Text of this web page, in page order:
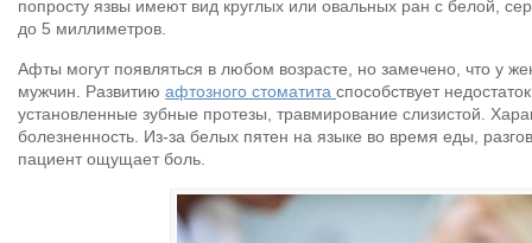
попросту язвы имеют вид круглых или овальных ран с белой,
до 5 миллиметров.
Афты могут появляться в любом возрасте, но замечено, что у
мужчин. Развитию афтозного стоматита способствует
установленные зубные протезы, травмирование слизистой.
болезненность. Из-за белых пятен на языке во время еды,
пациент ощущает боль.